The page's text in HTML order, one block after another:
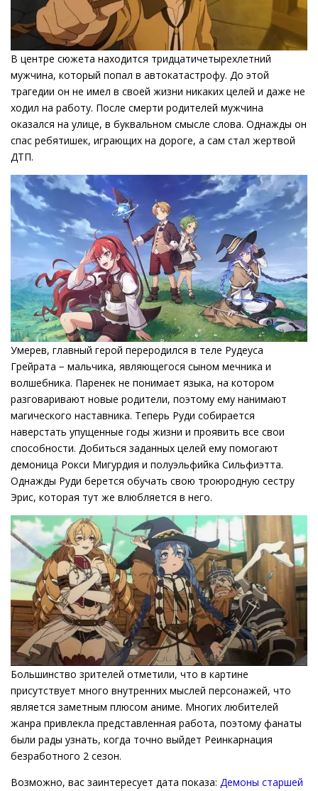
В центре сюжета находится тридцатичетырехлетний
мужчина, который попал в автокатастрофу. До этой
трагедии он не имел в своей жизни никаких целей и даже не
ходил на работу. После смерти родителей мужчина
оказался на улице, в буквальном смысле слова. Однажды он
спас ребятишек, играющих на дороге, а сам стал жертвой
ДТП.
Умерев, главный герой переродился в теле Рудеуса
Грейрата − мальчика, являющегося сыном мечника и
волшебника. Паренек не понимает языка, на котором
разговаривают новые родители, поэтому ему нанимают
магического наставника. Теперь Руди собирается
наверстать упущенные годы жизни и проявить все свои
способности. Добиться заданных целей ему помогают
демоница Рокси Мигурдия и полуэльфийка Сильфиэтта.
Однажды Руди берется обучать свою троюродную сестру
Эрис, которая тут же влюбляется в него.
Большинство зрителей отметили, что в картине
присутствует много внутренних мыслей персонажей, что
является заметным плюсом аниме. Многих любителей
жанра привлекла представленная работа, поэтому фанаты
были рады узнать, когда точно выйдет Реинкарнация
безработного 2 сезон.
Возможно, вас заинтересует дата показа: Демоны старшей